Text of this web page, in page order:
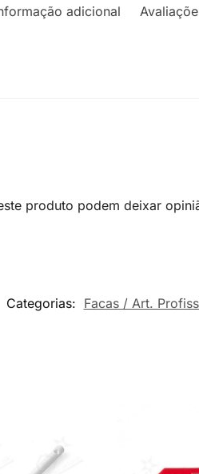
adicional
produto podem deixar
Categorias: Facas / Art.